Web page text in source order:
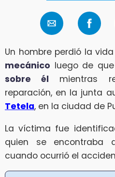
Un hombre perdió la
mecánico luego de
sobre él mientras
reparación, en la junta
Tetela, en la ciudad de
La víctima fue
quien se encontraba
cuando ocurrió el